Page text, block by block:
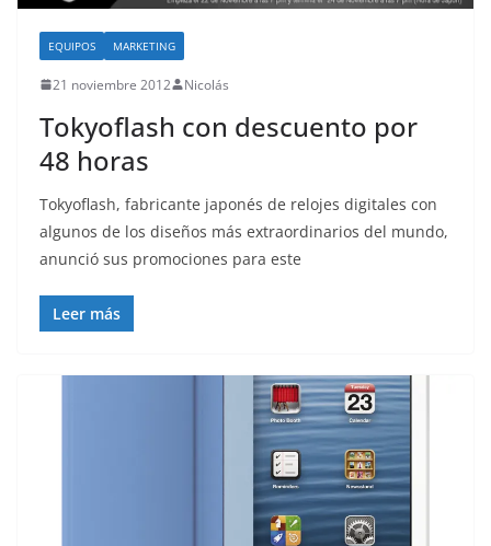
EQUIPOS MARKETING
21 noviembre 2012 Nicolás
Tokyoflash con descuento por
48 horas
Tokyoflash, fabricante japonés de relojes digitales con
algunos de los diseños más extraordinarios del mundo,
anunció sus promociones para este
Leer más